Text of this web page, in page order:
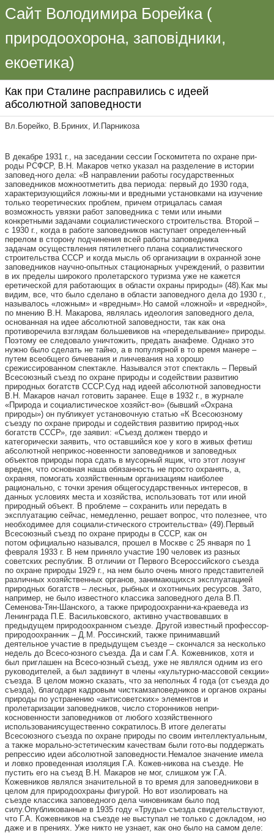
Сайт Володимира Борейка (
природоохорона, заповідники,
екоетика)
Как при Сталине расправились с идеей
абсолютной заповедности
Вл.Борейко, В.Бриних, И.Парникоза
В декабре 1931 г., на заседании сессии Госкомитета по охране при-
роды РСФСР, В.Н. Макаров четко указал на разделение в истории
заповед-ного дела: «В направлении работы государственных
заповедников можноотметить два периода: первый до 1930 года,
характеризующийся ложны-ми и вредными установками на изучение
только теоретических проблем, причем отрицалась самая
возможность увязки работ заповедника с теми или иными
конкретными задачами социалистического строительства. Второй –
с 1930 г., когда в работе заповедников наступает определен-ный
перелом в сторону подчинения всей работы заповедника
задачам осуществления пятилетнего плана социалистического
строительства СССР и когда мысль об организации в охранной зоне
заповедников научно-опытных стационарных учреждений, о развитии
в их пределы широкого пролетарского туризма уже не кажется
еретической для работающих в области охраны природы» (48).Как мы
видим, все, что было сделано в области заповедного дела до 1930 г.,
называлось «ложным» и «вредным».Но самой «ложной» и «вредной»,
по мнению В.Н. Макарова, являлась идеология заповедного дела,
основанная на идее абсолютной заповедности, так как она
противоречила взглядам большевиков на «переделывание» природы.
Поэтому ее следовало уничтожить, предать анафеме. Однако это
нужно было сделать не тайно, а в популярной в то время манере –
путем всеобщего бичевания и линчевания на хорошо
срежиссированном спектакле. Назывался этот спектакль – Первый
Всесоюзный съезд по охране природы и содействии развитию
природных богатств СССР.Суд над идеей абсолютной заповедности
В.Н. Макаров начал готовить заранее. Еще в 1932 г., в журнале
«Природа и социалистическое хозяйст-во» (бывший «Охрана
природы») он публикует установочную статью «К Всесоюзному
съезду по охране природы и содействия развитию природ-ных
богатств СССР», где заявил: «Съезд должен твердо и
категорически заявить, что оставшийся кое у кого в живых фетиш
абсолютной неприкос-новенности заповедников и заповедных
объектов природы пора сдать в мусорный ящик, что этот лозунг
вреден, что основная наша обязанность не просто охранять, а,
охраняя, помогать хозяйственным организациям наиболее
рационально, с точки зрения общегосударственных интересов, в
данных условиях места и хозяйства, использовать тот или иной
природный объект. В проблеме – сохранить или передать в
эксплуатацию сейчас, немедленно, решает вопрос, что полезнее, что
необходимее для социали-стического строительства» (49).Первый
Всесоюзный съезд по охране природы в СССР, как он
потом официально назывался, прошел в Москве с 25 января по 1
февраля 1933 г. В нем приняло участие 190 человек из разных
советских республик. В отличии от Первого Всероссийского съезда
по охране природы 1929 г., на нем было очень много представителей
различных хозяйственных органов, занимающихся эксплуатацией
природных богатств – лесных, рыбных и охотничьих ресурсов. Зато,
например, не было известного классика заповедного дела В.П.
Семенова-Тян-Шанского, а также природоохранни-ка-краеведа из
Ленинграда П.Е. Васильковского, активно участвовавших в
предыдущем природоохранном съезде. Другой известный профессор-
природоохранник – Д.М. Россинский, также принимавший
деятельное участие в предыдущем съезде – скончался за несколько
недель до Всесо-юзного съезда. Да и сам Г.А. Кожевников, хотя и
был приглашен на Всесо-юзный съезд, уже не являлся одним из его
руководителей, а был задвинут в члены «культурно-массовой секции»
съезда. В целом можно сказать, что за неполных 4 года (от съезда до
съезда), благодаря кадровым чисткамзаповедников и органов охраны
природы по устранению «антисоветских» элементов и
пролетаризации заповедников, число сторонников непри-
косновенности заповедников от любого хозяйственного
использованиясущественно сократилось.В итоге делегаты
Всесоюзного съезда по охране природы по своим интеллектуальным,
а также морально-эстетическим качествам были гото-вы поддержать
репрессию идеи абсолютной заповедности.Немалое значение имела
и ловко проведенная изоляция Г.А. Кожев-никова на съезде. Не
пустить его на съезд В.Н. Макаров не мог, слишком уж Г.А.
Кожевников являлся значительной в то время для заповедникови в
целом для природоохраны фигурой. Но вот изолировать на
съезде классика заповедного дела чиновникам было под
силу.Опубликованные в 1935 году «Труды» съезда свидетельствуют,
что Г.А. Кожевников на съезде не выступал не только с докладом, но
даже и в прениях. Уже никто не узнает, как оно было на самом деле: